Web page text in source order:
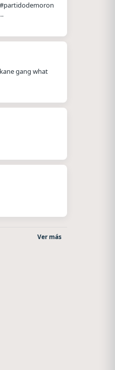
gang what
Ver más